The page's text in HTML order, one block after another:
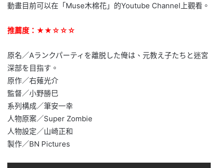
動畫目前可以在「Muse木棉花」的Youtube Channel上觀看。
推薦度：★★☆☆☆
原名／Aランクパーティを離脱した俺は、元教え子たちと迷宮
深部を目指す。
原作／右薙光介
監督／小野勝巳
系列構成／筆安一幸
人物原案／Super Zombie
人物設定／山崎正和
製作／BN Pictures